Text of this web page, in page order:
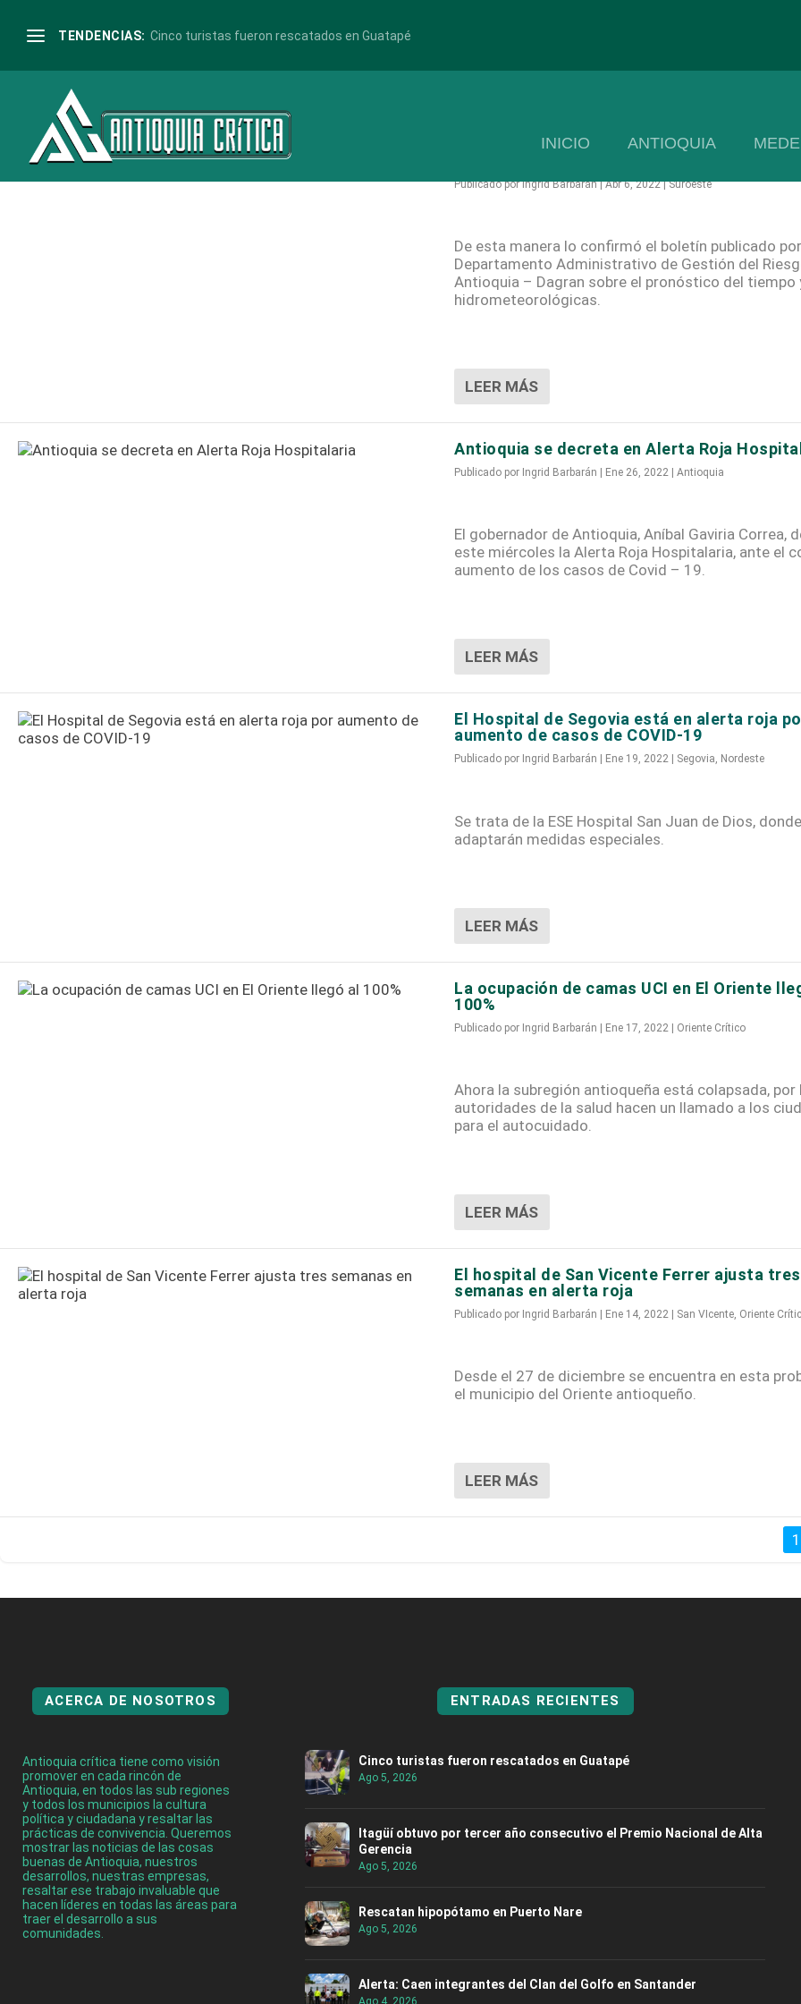
TENDENCIAS: Cinco turistas fueron rescatados en Guatapé
INICIO ANTIOQUIA
Publicado porIngrid Barbarán|Abr 6, 2022|Suroeste
De esta manera lo confirmó el boletín publicado
Departamento Administrativo de Gestión del
Antioquia – Dagran sobre el pronóstico del tiempo
hidrometeorológicas.
LEER MÁS
Antioquia se decreta en Alerta Roja
Publicado por Ingrid Barbarán Ene 26, 2022 Antioquia
El gobernador de Antioquia, Aníbal Gaviria Correa,
este miércoles la Alerta Roja Hospitalaria, ante el
aumento de los casos de Covid – 19.
LEER MÁS
El Hospital de Segovia está en alerta roja
aumento de casos de COVID-19
Publicado por Ingrid Barbarán Ene 19, 2022 Segovia, Nordeste
Se trata de la ESE Hospital San Juan de Dios,
adaptarán medidas especiales.
LEER MÁS
La ocupación de camas UCI en El Oriente
100%
Publicado por Ingrid Barbarán | Ene 17, 2022 | Oriente Crítico
Ahora la subregión antioqueña está colapsada, por
autoridades de la salud hacen un llamado a los
para el autocuidado.
LEER MÁS
El hospital de San Vicente Ferrer ajusta tres
semanas en alerta roja
Publicado por Ingrid Barbarán Ene 14, 2022 San VIcente, Oriente
Desde el 27 de diciembre se encuentra en esta
el municipio del Oriente antioqueño.
LEER MÁS
1
ACERCA DE NOSOTROS
Antioquia crítica tiene como visión
promover en cada rincón de
Antioquia, en todos las sub regiones
y todos los municipios la cultura
política y ciudadana y resaltar las
prácticas de convivencia. Queremos
mostrar las noticias de las cosas
buenas de Antioquia, nuestros
desarrollos, nuestras empresas,
resaltar ese trabajo invaluable que
hacen líderes en todas las áreas para
traer el desarrollo a sus
comunidades.
ENTRADAS RECIENTES
Cinco turistas fueron rescatados en Guatapé
Ago 5, 2026
Itagüí obtuvo por tercer año consecutivo el Premio Nacional de Alta
Gerencia
Ago 5, 2026
Rescatan hipopótamo en Puerto Nare
Ago 5, 2026
Alerta: Caen integrantes del Clan del Golfo en Santander